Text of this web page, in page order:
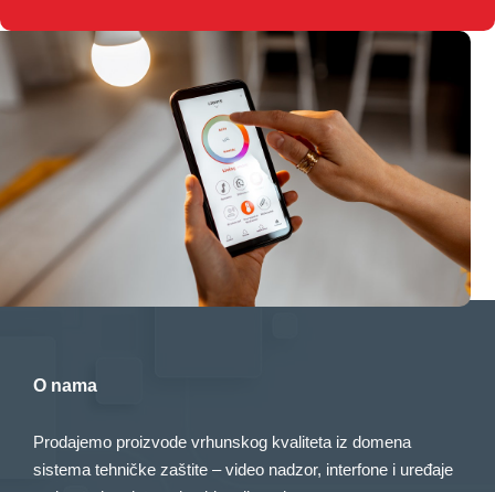
O nama
Prodajemo proizvode vrhunskog kvaliteta iz domena
sistema tehničke zaštite – video nadzor, interfone i uređaje